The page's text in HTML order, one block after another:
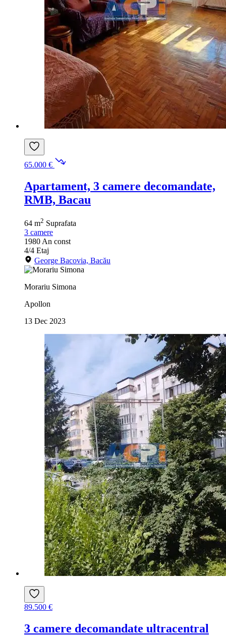
65.000 €
Apartament, 3 camere decomandate,
RMB, Bacau
64 m2 Suprafata
3 camere
1980 An const
4/4 Etaj
George Bacovia, Bacău
Morariu Simona
Apollon
13 Dec 2023
89.500 €
3 camere decomandate ultracentral